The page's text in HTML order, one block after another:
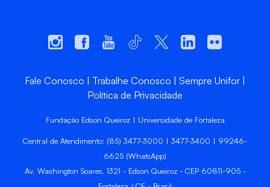
Fale Conosco Trabalhe Conosco
Sempre Unifor
Política de Privacidade
Fundação Edson Queiroz | Universidade de Fortaleza
Central de Atendimento: (85) 3477-3000 | 3477-3400 | 99246-
6625 (WhatsApp)
Av. Washington Soares, 1321 - Edson Queiroz - CEP 60811-905 -